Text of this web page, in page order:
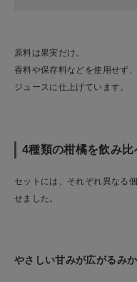
原料は果実だけ。
香料や保存料などを使用せず
ジュースに仕上げています。
4種類の柑橘を飲み
セットには、それぞれ異なる
せました。
やさしい甘みが広がるみ